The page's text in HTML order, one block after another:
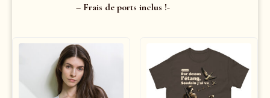
– Frais de ports inclus !-